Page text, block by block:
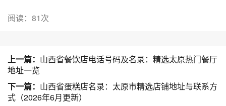
阅读：81次
上一篇： 山西省餐饮店电话号码及名录：精选太原热门餐厅
地址一览
下一篇： 山西省蛋糕店名录：太原市精选店铺地址与联系方
式（2026年6月更新）